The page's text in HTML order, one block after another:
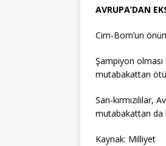
AVRUPA’DAN
Cim-Bom’un
Şampiyon olması
mutabakattan
Sarı-
mutabakattan da
Kaynak: Milliyet